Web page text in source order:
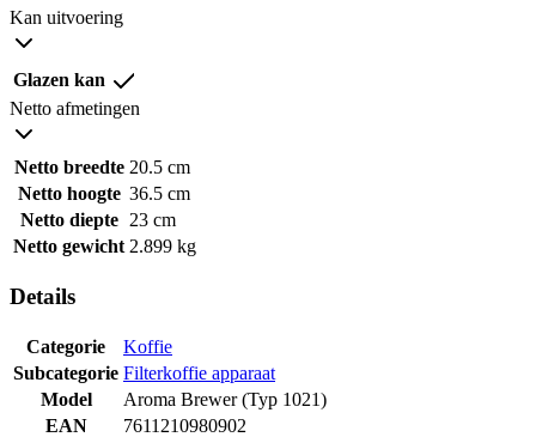
Kan uitvoering
Glazen kan
Netto afmetingen
Netto breedte 20.5 cm
Netto hoogte 36.5 cm
Netto diepte
23 cm
Netto gewicht 2.899 kg
Details
Categorie
Koffie
Subcategorie Filterkoffie apparaat
Model
Aroma Brewer (Typ 1021)
EAN
7611210980902